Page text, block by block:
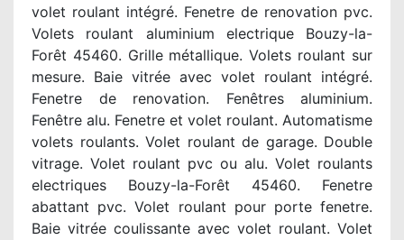
volet roulant intégré. Fenetre de renovation pvc.
Volets roulant aluminium electrique Bouzy-la-
Forêt 45460. Grille métallique. Volets roulant sur
mesure. Baie vitrée avec volet roulant intégré.
Fenetre de renovation. Fenêtres aluminium.
Fenêtre alu. Fenetre et volet roulant. Automatisme
volets roulants. Volet roulant de garage. Double
vitrage. Volet roulant pvc ou alu. Volet roulants
electriques Bouzy-la-Forêt 45460. Fenetre
abattant pvc. Volet roulant pour porte fenetre.
Baie vitrée coulissante avec volet roulant. Volet